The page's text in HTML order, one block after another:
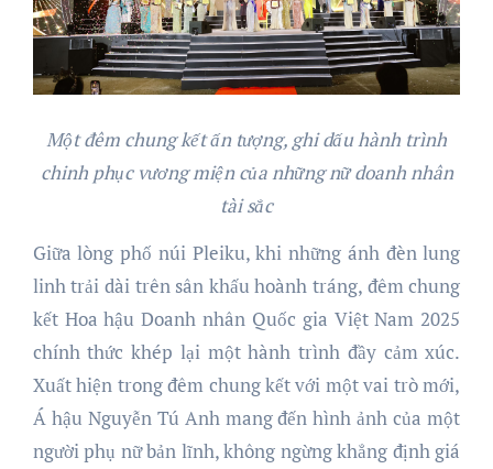
Một đêm chung kết ấn tượng, ghi dấu hành trình
chinh phục vương miện của những nữ doanh nhân
tài sắc
Giữa lòng phố núi Pleiku, khi những ánh đèn lung
linh trải dài trên sân khấu hoành tráng, đêm chung
kết Hoa hậu Doanh nhân Quốc gia Việt Nam 2025
chính thức khép lại một hành trình đầy cảm xúc.
Xuất hiện trong đêm chung kết với một vai trò mới,
Á hậu Nguyễn Tú Anh mang đến hình ảnh của một
người phụ nữ bản lĩnh, không ngừng khẳng định giá